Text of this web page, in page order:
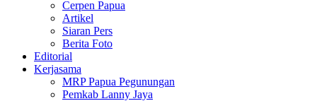
Cerpen Papua
Artikel
Siaran Pers
Berita Foto
Editorial
Kerjasama
MRP Papua Pegunungan
Pemkab Lanny Jaya